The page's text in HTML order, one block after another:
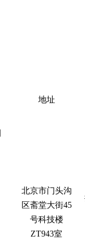
地址
北京市门头沟
区斋堂大街45
号科技楼
ZT943室